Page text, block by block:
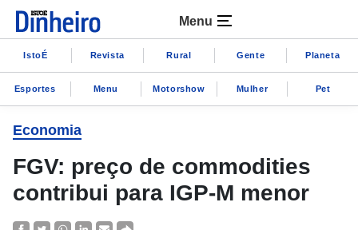
Menu
IstoÉ Revista Rural Gente Planeta
Esportes Menu Motorshow Mulher Pet
Economia
FGV: preço de commodities
contribui para IGP-M menor